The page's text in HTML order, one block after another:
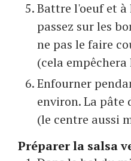
Battre l'oeuf et
passez sur les
ne pas le faire
(cela
Enfourner
environ. La
(le centre aussi
Préparer la salsa